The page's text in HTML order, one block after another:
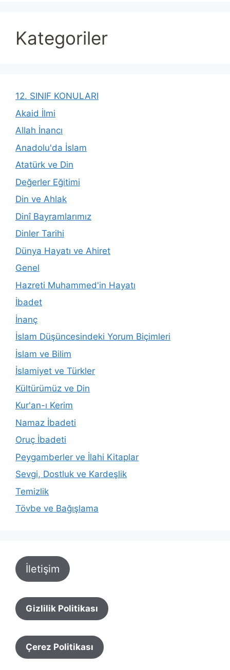
Kategoriler
12. SINIF KONULARI
Akaid İlmi
Allah İnancı
Anadolu'da İslam
Atatürk ve Din
Değerler Eğitimi
Din ve Ahlak
Dinî Bayramlarımız
Dinler Tarihi
Dünya Hayatı ve Ahiret
Genel
Hazreti Muhammed'in Hayatı
İbadet
İnanç
İslam Düşüncesindeki Yorum Biçimleri
İslam ve Bilim
İslamiyet ve Türkler
Kültürümüz ve Din
Kur'an-ı Kerim
Namaz İbadeti
Oruç İbadeti
Peygamberler ve İlahi Kitaplar
Sevgi, Dostluk ve Kardeşlik
Temizlik
Tövbe ve Bağışlama
İletişim
Gizlilik Politikası
Çerez Politikası